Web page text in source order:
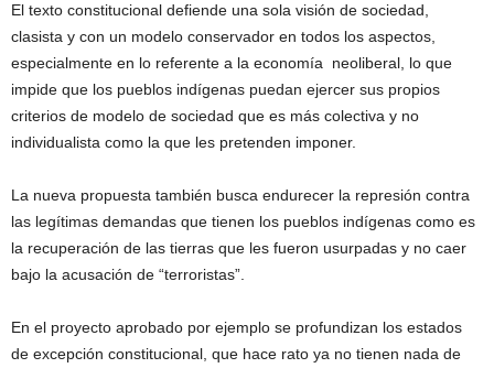
El texto constitucional defiende una sola visión de sociedad,
clasista y con un modelo conservador en todos los aspectos,
especialmente en lo referente a la economía neoliberal, lo que
impide que los pueblos indígenas puedan ejercer sus propios
criterios de modelo de sociedad que es más colectiva y no
individualista como la que les pretenden imponer.
La nueva propuesta también busca endurecer la represión contra
las legítimas demandas que tienen los pueblos indígenas como es
la recuperación de las tierras que les fueron usurpadas y no caer
bajo la acusación de “terroristas”.
En el proyecto aprobado por ejemplo se profundizan los estados
de excepción constitucional, que hace rato ya no tienen nada de